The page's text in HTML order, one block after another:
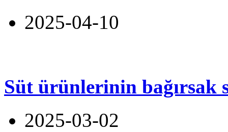
2025-04-10
Süt ürünlerinin bağırsak
2025-03-02